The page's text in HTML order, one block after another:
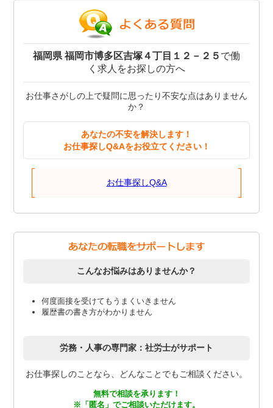
福岡県 福岡市博多区吉塚４丁目１２－２５ で働
く求人をお探しの方へ
お仕事さがしの上で疑問に思ったり不安な点はありません
か？
あなたの不安を解決します！
お仕事探しQ&Aをお役立てください！
お仕事探しQ&A
こんなお悩みはありませんか？
何度面接を受けてもうまくいきません
履歴書の書き方がわかりません
労務・人事の専門家：社労士がサポート
お仕事探しのことなら、どんなことでもご相談ください。
無料で相談を承ります！
※「匿名」でご相談いただけます。